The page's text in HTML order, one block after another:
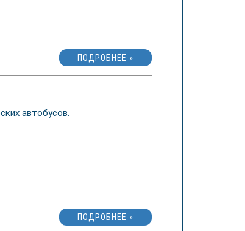
ПОДРОБНЕЕ »
автобусов.
ПОДРОБНЕЕ »